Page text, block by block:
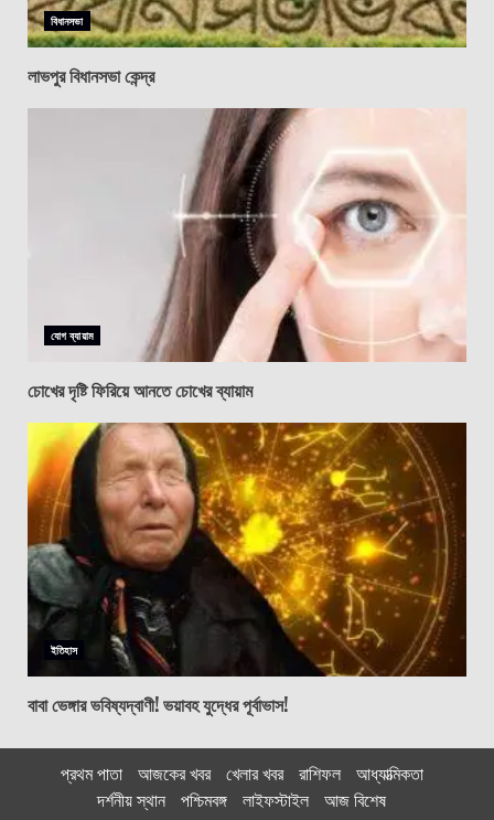
বিধানসভা
লাভপুর বিধানসভা কেন্দ্র
যোগ ব্যায়াম
চোখের দৃষ্টি ফিরিয়ে আনতে চোখের ব্যায়াম
ইতিহাস
বাবা ভেঙ্গার ভবিষ্যদ্বাণী! ভয়াবহ যুদ্ধের পূর্বাভাস!
প্রথম পাতা আজকের খবর খেলার খবর রাশিফল
আধ্যাত্মিকতা
দর্শনীয় স্থান পশ্চিমবঙ্গ লাইফস্টাইল আজ বিশেষ